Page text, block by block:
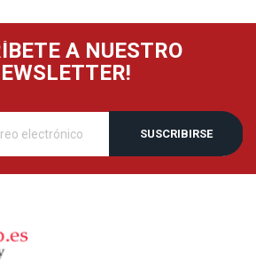
A NUESTRO
SUSCRIBIRSE